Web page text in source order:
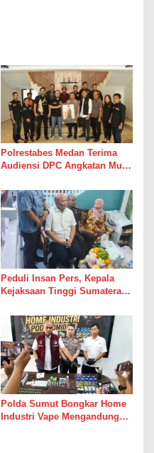
Polrestabes Medan Terima
Audiensi DPC Angkatan Muda
Perkuat Sinergitas Jaga
Kamtibmas
Peduli Insan Pers, Kepala
Kejaksaan Tinggi Sumatera
Jenguk Wartawan Yang
Sedang Sakit
Polda Sumut Bongkar Home
Industri Vape Mengandung